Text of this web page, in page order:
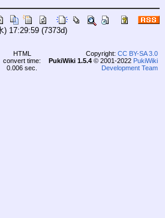
) 17:29:59(7373d)
HTML
convert time:
0.006 sec.
Copyright: CC BY-SA 3.0
PukiWiki 1.5.4© 2001-2022 PukiWiki
Development Team